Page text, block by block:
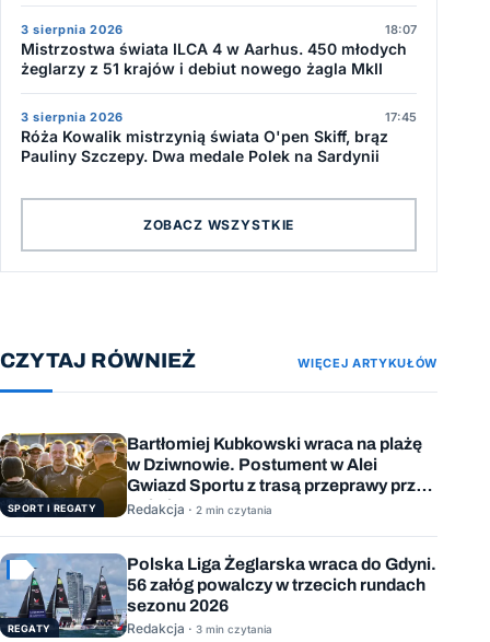
3 sierpnia 2026 18:07
Mistrzostwa świata ILCA 4 w Aarhus. 450 młodych
żeglarzy z 51 krajów i debiut nowego żagla MkII
3 sierpnia 2026 17:45
Róża Kowalik mistrzynią świata O'pen Skiff, brąz
Pauliny Szczepy. Dwa medale Polek na Sardynii
ZOBACZ WSZYSTKIE
CZYTAJ RÓWNIEŻ WIĘCEJ ARTYKUŁÓW
SPORT I REGATY
Bartłomiej Kubkowski wraca na plażę
w Dziwnowie. Postument w Alei
Gwiazd Sportu z trasą przeprawy przez
Bałtyk
Redakcja · 2 min czytania
REGATY
Polska Liga Żeglarska wraca do Gdyni.
56 załóg powalczy w trzecich rundach
sezonu 2026
Redakcja · 3 min czytania